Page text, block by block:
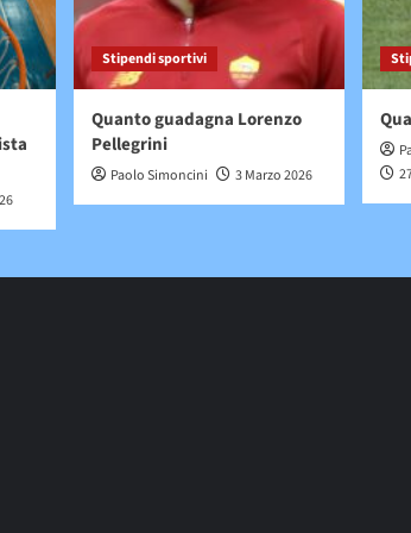
Stipendi sportivi
Quanto guadagna Lorenzo
Pellegrini
Paolo Simoncini 3 Marzo 2026